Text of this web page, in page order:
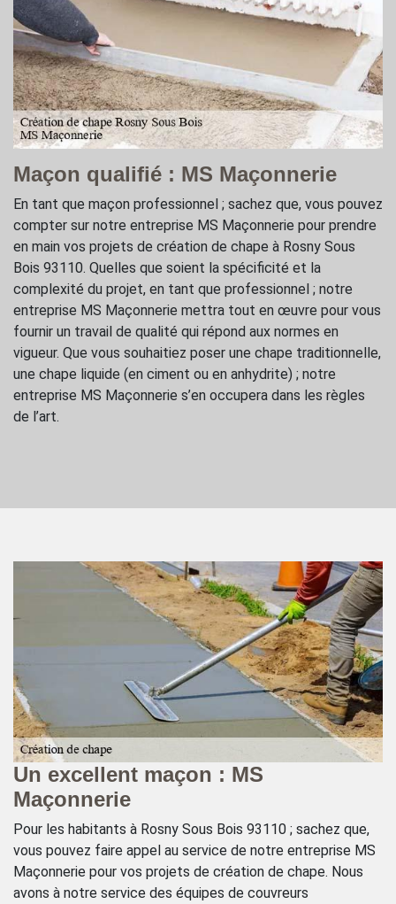
Maçon qualifié : MS Maçonnerie
En tant que maçon professionnel ; sachez que, vous pouvez
compter sur notre entreprise MS Maçonnerie pour prendre
en main vos projets de création de chape à Rosny Sous
Bois 93110. Quelles que soient la spécificité et la
complexité du projet, en tant que professionnel ; notre
entreprise MS Maçonnerie mettra tout en œuvre pour vous
fournir un travail de qualité qui répond aux normes en
vigueur. Que vous souhaitiez poser une chape traditionnelle,
une chape liquide (en ciment ou en anhydrite) ; notre
entreprise MS Maçonnerie s’en occupera dans les règles
de l’art.
Un excellent maçon : MS
Maçonnerie
Pour les habitants à Rosny Sous Bois 93110 ; sachez que,
vous pouvez faire appel au service de notre entreprise MS
Maçonnerie pour vos projets de création de chape. Nous
avons à notre service des équipes de couvreurs